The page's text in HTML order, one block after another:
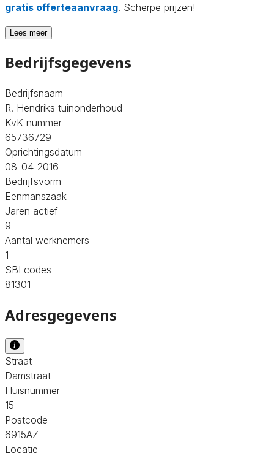
gratis offerteaanvraag. Scherpe prijzen!
Lees meer
Bedrijfsgegevens
Bedrijfsnaam
R. Hendriks tuinonderhoud
KvK nummer
65736729
Oprichtingsdatum
08-04-2016
Bedrijfsvorm
Eenmanszaak
Jaren actief
9
Aantal werknemers
1
SBI codes
81301
Adresgegevens
Straat
Damstraat
Huisnummer
15
Postcode
6915AZ
Locatie